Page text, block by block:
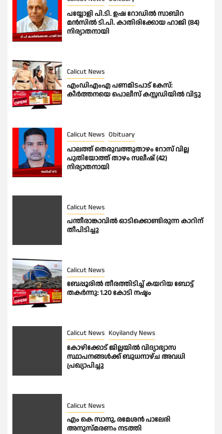
പയ്യോളി പി.ടി. ഉഷ റോഡിൽ സാബിറ
മൻസിൽ ടി.പി. കാതിരിക്കോയ ഹാജി (84)
നിര്യാതനായി
Calicut News
എംഡിഎംഎ പണമിടപാട് കേസ്:
കീർത്തനയെ പൊലീസ് കസ്റ്റഡിയിൽ വിട്ടു
Calicut News Obituary
പാലത്ത് തെരുവത്തുതാഴം റോസ് വില്ല
പുതിയോത്ത് താഴം സലീഷ് (42)
നിര്യാതനായി
Calicut News
പന്തീരാങ്കാവിൽ ഓടിക്കൊണ്ടിരുന്ന കാറിന്
തീപിടിച്ചു
Calicut News
ബേപ്പൂരിൽ തീരത്തിടിച്ച് കയറിയ ബോട്ട്
തകർന്നു: 1.20 കോടി നഷ്ടം
Calicut News Koyilandy News
കോഴിക്കോട് ജില്ലയിൽ വിദ്യാഭ്യാസ
സ്ഥാപനങ്ങൾക്ക് ബുധനാഴ്ച അവധി
പ്രഖ്യാപിച്ചു
Calicut News
എം കെ സാനു, രമേശൻ പാലേരി
അനുസ്മരണം നടത്തി